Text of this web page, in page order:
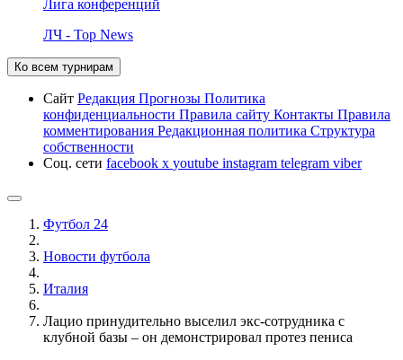
Лига конференций
ЛЧ - Top News
Ко всем турнирам
Сайт Редакция Прогнозы Политика
конфиденциальности Правила сайту Контакты Правила
комментирования Редакционная политика Структура
собственности
Соц. сети facebook x youtube instagram telegram viber
Футбол 24
Новости футбола
Италия
Лацио принудительно выселил экс-сотрудника с
клубной базы – он демонстрировал протез пениса